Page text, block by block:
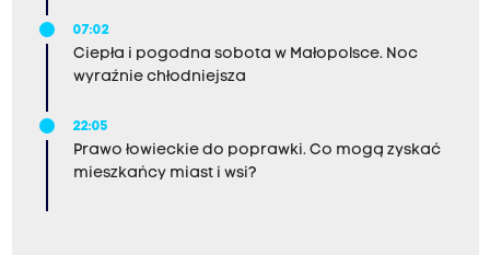
07:02
Ciepła i pogodna sobota w Małopolsce. Noc
wyraźnie chłodniejsza
22:05
Prawo łowieckie do poprawki. Co mogą zyskać
mieszkańcy miast i wsi?